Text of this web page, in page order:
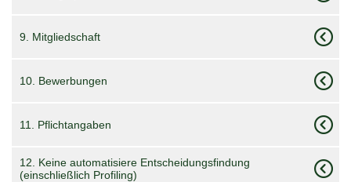
9. Mitgliedschaft
10. Bewerbungen
11. Pflichtangaben
12. Keine automatisiere Entscheidungsfindung
(einschließlich Profiling)